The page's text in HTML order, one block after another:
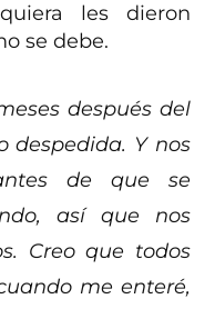
les dieron
se debe.
después del
despedida. Y nos
de que se
así que nos
Creo que todos
me enteré,